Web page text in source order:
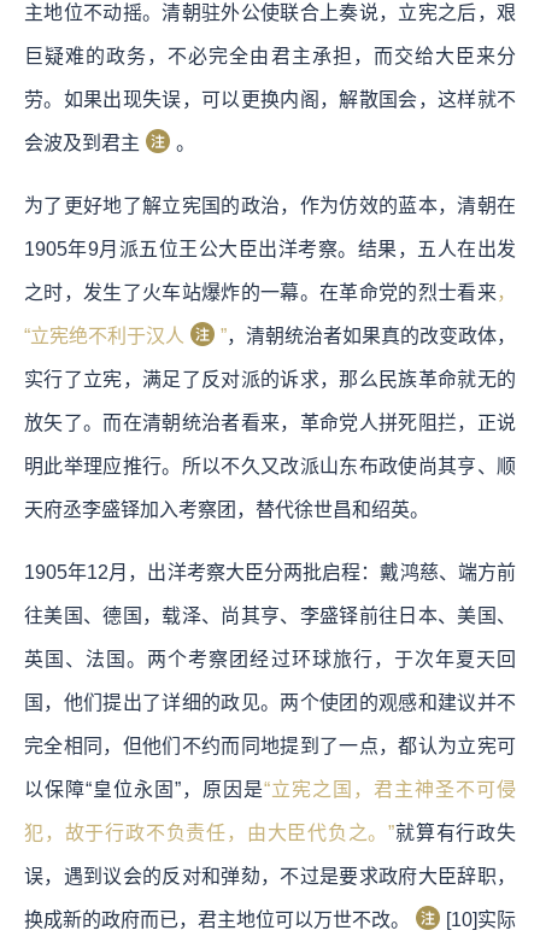
主地位不动摇。清朝驻外公使联合上奏说，立宪之后，艰
巨疑难的政务，不必完全由君主承担，而交给大臣来分
劳。如果出现失误，可以更换内阁，解散国会，这样就不
会波及到君主 。
为了更好地了解立宪国的政治，作为仿效的蓝本，清朝在
1905年9月派五位王公大臣出洋考察。结果，五人在出发
之时，发生了火车站爆炸的一幕。在革命党的烈士看来，
“立宪绝不利于汉人 ”，清朝统治者如果真的改变政体，
实行了立宪，满足了反对派的诉求，那么民族革命就无的
放矢了。而在清朝统治者看来，革命党人拼死阻拦，正说
明此举理应推行。所以不久又改派山东布政使尚其亨、顺
天府丞李盛铎加入考察团，替代徐世昌和绍英。
1905年12月，出洋考察大臣分两批启程：戴鸿慈、端方前
往美国、德国，载泽、尚其亨、李盛铎前往日本、美国、
英国、法国。两个考察团经过环球旅行，于次年夏天回
国，他们提出了详细的政见。两个使团的观感和建议并不
完全相同，但他们不约而同地提到了一点，都认为立宪可
以保障“皇位永固”，原因是“立宪之国，君主神圣不可侵
犯，故于行政不负责任，由大臣代负之。”就算有行政失
误，遇到议会的反对和弹劾，不过是要求政府大臣辞职，
换成新的政府而已，君主地位可以万世不改。 [10]实际